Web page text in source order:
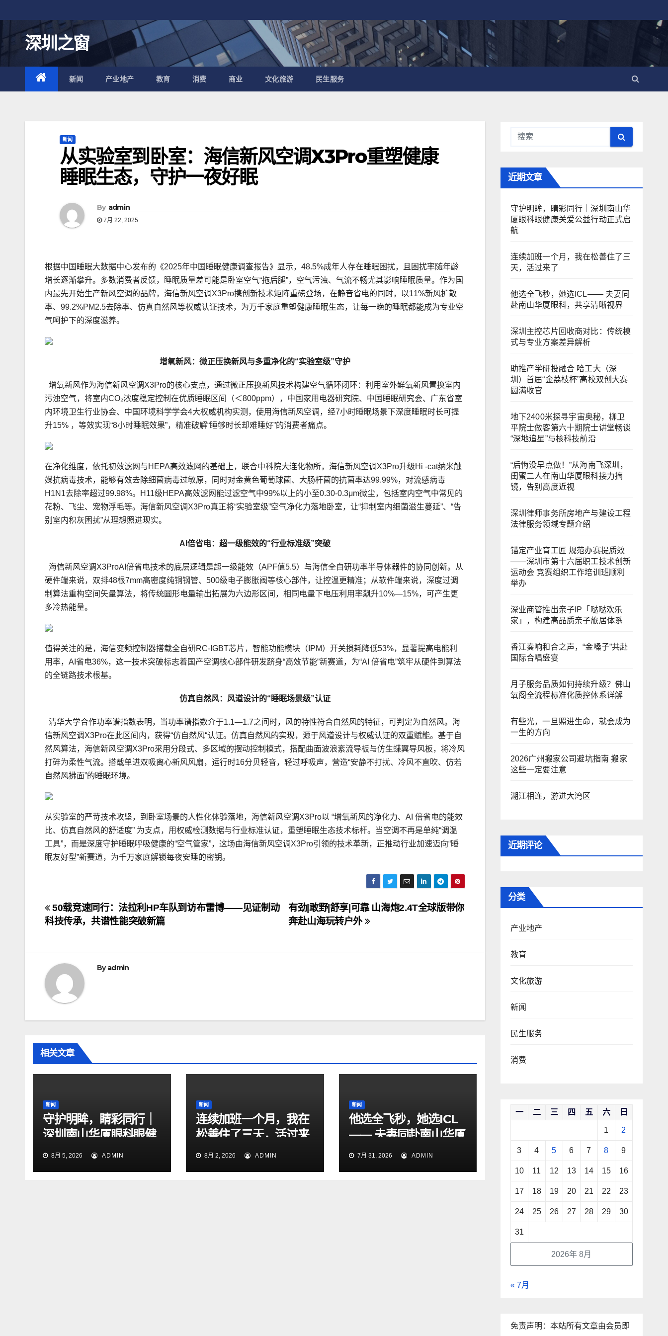
至
内
容
深圳之窗
新闻 产业地产 教育 消费 商业 文化旅游 民生服务
新闻
从实验室到卧室：海信新风空调X3Pro重塑健康
睡眠生态，守护一夜好眠
By admin
7月 22, 2025
根据中国睡眠大数据中心发布的《2025年中国睡眠健康调查报告》显示，48.5%成年人存在睡眠困扰，且困扰率随年龄
增长逐渐攀升。多数消费者反馈，睡眠质量差可能是卧室空气“拖后腿”，空气污浊、气流不畅尤其影响睡眠质量。作为国
内最先开始生产新风空调的品牌，海信新风空调X3Pro携创新技术矩阵重磅登场，在静音省电的同时，以11%新风扩散
率、99.2%PM2.5去除率、仿真自然风等权威认证技术，为万千家庭重塑健康睡眠生态，让每一晚的睡眠都能成为专业空
气呵护下的深度滋养。
增氧新风：微正压换新风与多重净化的“实验室级”守护
增氧新风作为海信新风空调X3Pro的核心支点，通过微正压换新风技术构建空气循环闭环：利用室外鲜氧新风置换室内
污浊空气，将室内CO₂浓度稳定控制在优质睡眠区间（＜800ppm），中国家用电器研究院、中国睡眠研究会、广东省室
内环境卫生行业协会、中国环境科学学会4大权威机构实测，使用海信新风空调，经7小时睡眠场景下深度睡眠时长可提
升15% ，等效实现“8小时睡眠效果”，精准破解“睡够时长却难睡好”的消费者痛点。
在净化维度，依托初效滤网与HEPA高效滤网的基础上，联合中科院大连化物所，海信新风空调X3Pro升级Hi -cat纳米触
媒抗病毒技术，能够有效去除细菌病毒过敏原，同时对金黄色葡萄球菌、大肠杆菌的抗菌率达99.99%，对流感病毒
H1N1去除率超过99.98%。H11级HEPA高效滤网能过滤空气中99%以上的小至0.30-0.3μm微尘，包括室内空气中常见的
花粉、飞尘、宠物浮毛等。海信新风空调X3Pro真正将“实验室级”空气净化力落地卧室，让“抑制室内细菌滋生蔓延”、“告
别室内积灰困扰”从理想照进现实。
AI 倍省电：超一级能效的“行业标准级”突破
海信新风空调X3ProAI倍省电技术的底层逻辑是超一级能效（APF值5.5）与海信全自研功率半导体器件的协同创新。从
硬件端来说，双排48根7mm高密度纯铜钢管、500级电子膨胀阀等核心部件，让控温更精准；从软件端来说，深度过调
制算法重构空间矢量算法，将传统圆形电量输出拓展为六边形区间，相同电量下电压利用率飙升10%—15%，可产生更
多冷热能量。
值得关注的是，海信变频控制器搭载全自研RC-IGBT芯片，智能功能模块（IPM）开关损耗降低53%，显著提高电能利
用率，AI省电36%，这一技术突破标志着国产空调核心部件研发跻身“高效节能”新赛道，为“AI 倍省电”筑牢从硬件到算法
的全链路技术根基。
仿真自然风：风道设计的“睡眠场景级”认证
清华大学合作功率谱指数表明，当功率谱指数介于1.1—1.7之间时，风的特性符合自然风的特征，可判定为自然风。海
信新风空调X3Pro在此区间内，获得“仿自然风“认证。仿真自然风的实现，源于风道设计与权威认证的双重赋能。基于自
然风算法，海信新风空调X3Pro采用分段式、多区域的摆动控制模式，搭配曲面波浪紊流导板与仿生蝶翼导风板，将冷风
打碎为柔性气流。搭载单进双吸离心新风风扇，运行时16分贝轻音，轻过呼吸声，营造“安静不打扰、冷风不直吹、仿若
自然风拂面”的睡眠环境。
从实验室的严苛技术攻坚，到卧室场景的人性化体验落地，海信新风空调X3Pro以 “增氧新风的净化力、AI 倍省电的能效
比、仿真自然风的舒适度” 为支点，用权威检测数据与行业标准认证，重塑睡眠生态技术标杆。当空调不再是单纯“调温
工具”，而是深度守护睡眠呼吸健康的“空气管家”，这场由海信新风空调X3Pro引领的技术革新，正推动行业加速迈向“睡
眠友好型”新赛道，为千万家庭解锁每夜安睡的密钥。
文
章
航
有劲|敢野|舒享|可靠 山海炮2.4T全球版带你
奔赴山海玩转户外
50载竞速同行：法拉利HP车队到访布雷博——见证制动
科技传承，共谱性能突破新篇
Byadmin
相关文章
新闻
守护明眸，睛彩同行｜
深圳南山华厦眼科眼健
康关爱公益行动正式启
8月 5, 2026 ADMIN
新闻
连续加班一个月，我在
松善住了三天，活过来
了8月 2, 2026 ADMIN
新闻
他选全飞秒，她选ICL
—— 夫妻同赴南山华厦
眼科，共享清晰视界
7月 31, 2026 ADMIN
近期文章
守护明眸，睛彩同行｜深圳南山华
厦眼科眼健康关爱公益行动正式启
航
连续加班一个月，我在松善住了三
天，活过来了
他选全飞秒，她选ICL—— 夫妻同
赴南山华厦眼科，共享清晰视界
深圳主控芯片回收商对比：传统模
式与专业方案差异解析
助推产学研投融合 哈工大（深
圳）首届“金荔枝杯”高校双创大赛
圆满收官
地下2400米探寻宇宙奥秘，柳卫
平院士做客第六十期院士讲堂畅谈
“深地追星”与核科技前沿
“后悔没早点做！”从海南飞深圳，
闺蜜二人在南山华厦眼科接力摘
镜，告别高度近视
深圳律师事务所房地产与建设工程
法律服务领域专题介绍
锚定产业育工匠 规范办赛提质效
——深圳市第十六届职工技术创新
运动会 竞赛组织工作培训班顺利
举办
深业商管推出亲子IP「哒哒欢乐
家」，构建高品质亲子旅居体系
香江奏响和合之声，“金嗓子”共赴
国际合唱盛宴
月子服务品质如何持续升级？佛山
氧阁全流程标准化质控体系详解
有些光，一旦照进生命，就会成为
一生的方向
2026广州搬家公司避坑指南 搬家
这些一定要注意
湖江相连，游进大湾区
近期评论
分类
产业地产
教育
文化旅游
新闻
民生服务
消费
2026年 8月
一 二 三 四 五 六 日
1 2
3 4 5 6 7 8 9
10 11 12 13 14 15 16
17 18 19 20 21 22 23
24 25 26 27 28 29 30
31
« 7月
免责声明：本站所有文章由会员即